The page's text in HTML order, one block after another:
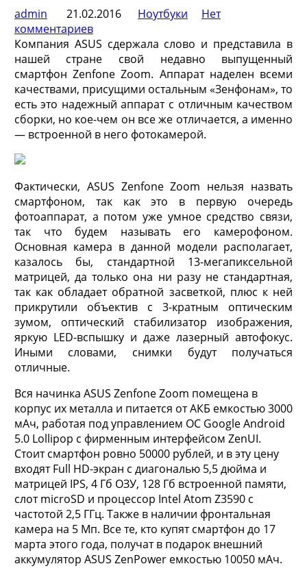
admin
21.02.2016 Ноутбуки
Нет
комментариев
Компания ASUS сдержала слово и представила в
нашей стране свой недавно выпущенный
смартфон Zenfone Zoom. Аппарат наделен всеми
качествами, присущими остальным «Зенфонам», то
есть это надежный аппарат с отличным качеством
сборки, но кое-чем он все же отличается, а именно
— встроенной в него фотокамерой.
Фактически, ASUS Zenfone Zoom нельзя назвать
смартфоном, так как это в первую очередь
фотоаппарат, а потом уже умное средство связи,
так что будем называть его камерофоном.
Основная камера в данной модели располагает,
казалось бы, стандартной 13-мегапиксельной
матрицей, да только она ни разу не стандартная,
так как обладает обратной засветкой, плюс к ней
прикрутили объектив с 3-кратным оптическим
зумом, оптический стабилизатор изображения,
яркую LED-вспышку и даже лазерный автофокус.
Иными словами, снимки будут получаться
отличные.
Вся начинка ASUS Zenfone Zoom помещенa в
корпус их металла и питается от АКБ емкостью 3000
мАч, работая под управлением ОС Google Android
5.0 Lollipop с фирменным интерфейсом ZenUI.
Стоит смартфон ровно 50000 рублей, и в эту цену
входят Full HD-экран с диагональю 5,5 дюйма и
матрицей IPS, 4 Гб ОЗУ, 128 Гб встроенной памяти,
слот microSD и процессор Intel Atom Z3590 с
частотой 2,5 ГГц. Также в наличии фронтальная
камера на 5 Мп. Все те, кто купят смартфон до 17
марта этого года, получат в подарок внешний
аккумулятор ASUS ZenPower емкостью 10050 мАч.